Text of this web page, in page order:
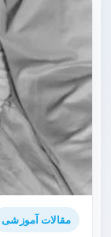
مقالات آموزشی